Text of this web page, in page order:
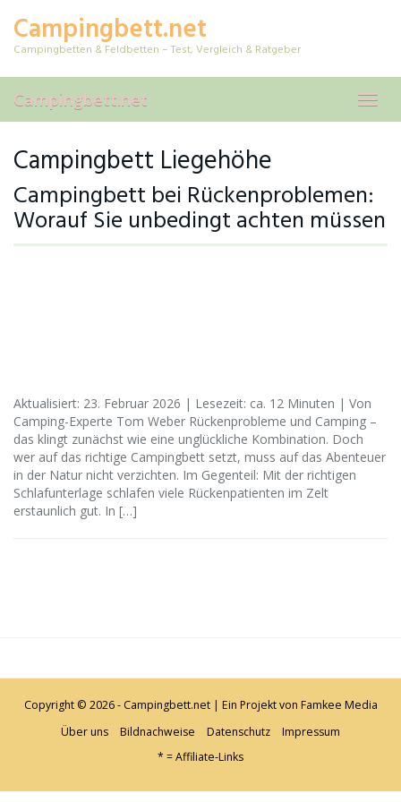
mainCampingbett.net
Campingbetten & Feldbetten – Test, Vergleich & Ratgeber
Campingbett.net
Campingbett Liegehöhe
Campingbett bei Rückenproblemen:
Worauf Sie unbedingt achten müssen
Aktualisiert: 23. Februar 2026 | Lesezeit: ca. 12 Minuten | Von
Camping-Experte Tom Weber Rückenprobleme und Camping –
das klingt zunächst wie eine unglückliche Kombination. Doch
wer auf das richtige Campingbett setzt, muss auf das Abenteuer
in der Natur nicht verzichten. Im Gegenteil: Mit der richtigen
Schlafunterlage schlafen viele Rückenpatienten im Zelt
erstaunlich gut. In […]
Copyright © 2026 - Campingbett.net | Ein Projekt von Famkee Media
Über uns
Bildnachweise Datenschutz
Impressum
* = Affiliate-Links